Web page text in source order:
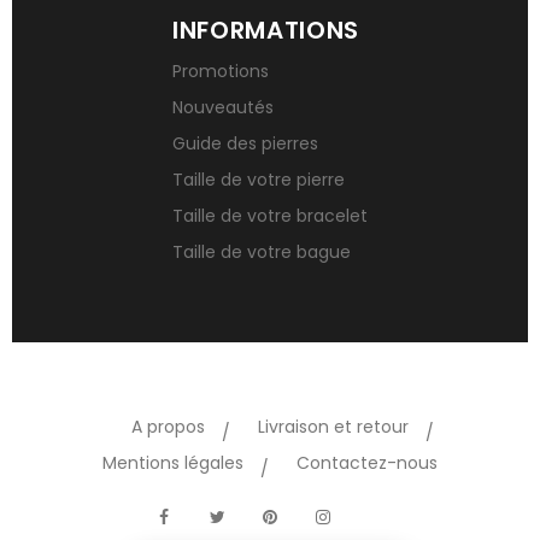
INFORMATIONS
Promotions
Nouveautés
Guide des pierres
Taille de votre pierre
Taille de votre bracelet
Taille de votre bague
A propos
Livraison et retour
Mentions légales
Contactez-nous
FacebookTwitter Pinterest